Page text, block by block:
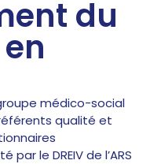
du
médico-social
qualité et
par le DREIV de l’ARS